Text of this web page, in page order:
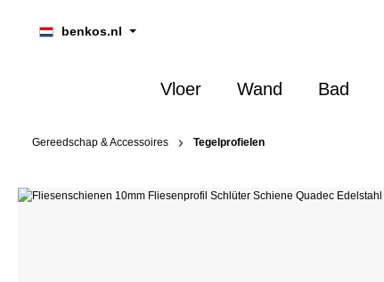
benkos.nl
Vloer Wand Bad
Gereedschap & Accessoires Tegelprofielen